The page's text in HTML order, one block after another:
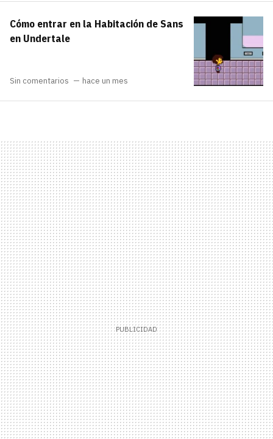
Cómo entrar en la Habitación de Sans
en Undertale
Sin comentarios hace un mes